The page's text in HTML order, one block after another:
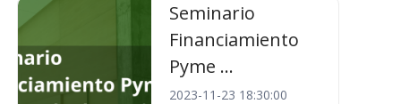
Seminario
Financiamiento
Pyme ...
2023-11-23 18:30:00